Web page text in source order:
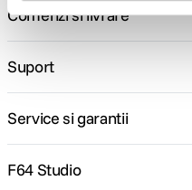
Comenzi si livrare
Suport
Service si garantii
F64 Studio